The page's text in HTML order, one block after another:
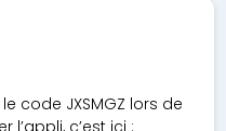
code JXSMGZ lors de
c’est ici :